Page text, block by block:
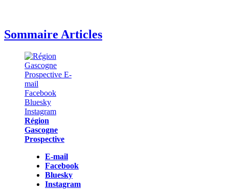
Sommaire Articles
Région
Gascogne
Prospective
E-mail
Facebook
Bluesky
Instagram